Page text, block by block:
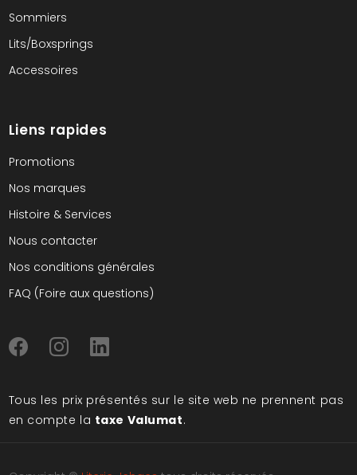
Sommiers
Lits/Boxsprings
Accessoires
Liens rapides
Promotions
Nos marques
Histoire & Services
Nous contacter
Nos conditions générales
FAQ (Foire aux questions)
Tous les prix présentés sur le site web ne prennent pas
en compte la taxe Valumat.